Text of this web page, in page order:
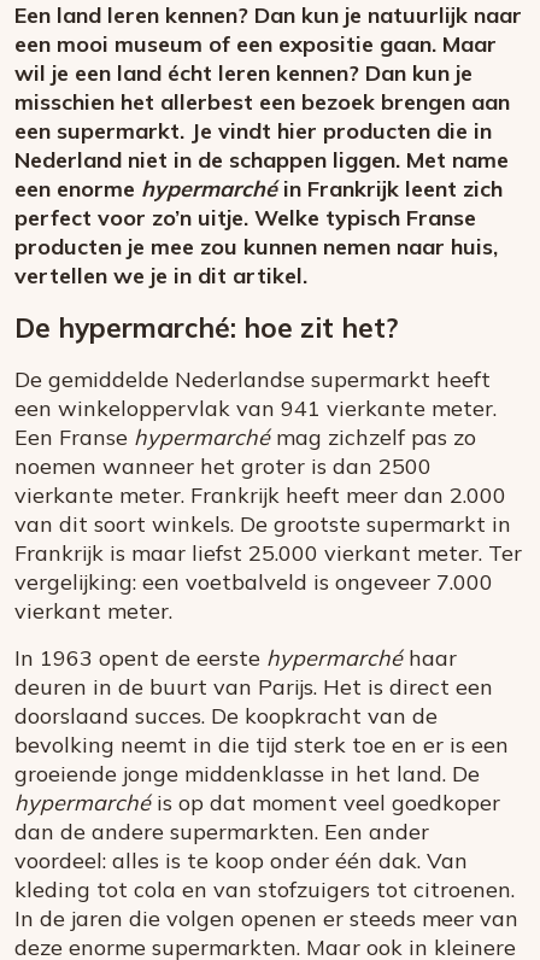
Een land leren kennen? Dan kun je natuurlijk naar
een mooi museum of een expositie gaan. Maar
wil je een land écht leren kennen? Dan kun je
misschien het allerbest een bezoek brengen aan
een supermarkt. Je vindt hier producten die in
Nederland niet in de schappen liggen. Met name
een enorme hypermarchéin Frankrijk leent zich
perfect voor zo’n uitje. Welke typisch Franse
producten je mee zou kunnen nemen naar huis,
vertellen we je in dit artikel.
De hypermarché: hoe zit het?
De gemiddelde Nederlandse supermarkt heeft
een winkeloppervlak van 941 vierkante meter.
Een Franse hypermarchémag zichzelf pas zo
noemen wanneer het groter is dan 2500
vierkante meter. Frankrijk heeft meer dan 2.000
van dit soort winkels. De grootste supermarkt in
Frankrijk is maar liefst 25.000 vierkant meter. Ter
vergelijking: een voetbalveld is ongeveer 7.000
vierkant meter.
In 1963 opent de eerste hypermarchéhaar
deuren in de buurt van Parijs. Het is direct een
doorslaand succes. De koopkracht van de
bevolking neemt in die tijd sterk toe en er is een
groeiende jonge middenklasse in het land. De
hypermarchéis op dat moment veel goedkoper
dan de andere supermarkten. Een ander
voordeel: alles is te koop onder één dak. Van
kleding tot cola en van stofzuigers tot citroenen.
In de jaren die volgen openen er steeds meer van
deze enorme supermarkten. Maar ook in kleinere